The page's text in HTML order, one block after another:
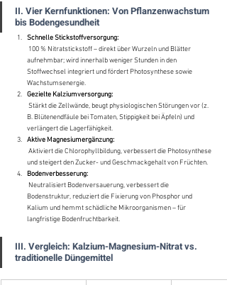
II. Vier Kernfunktionen: Von Pflanzenwachstum
bis Bodengesundheit
Schnelle Stickstoffversorgung:
aufnehmbar; wird innerhalb weniger Stunden in den
Stoffwechsel integriert und fördert Photosynthese sowie
Wachstumsenergie.
Gezielte Kalziumversorgung:
B. Blütenendfäule bei Tomaten, Stippigkeit bei Äpfeln) und
verlängert die Lagerfähigkeit.
Aktive Magnesiumergänzung:
und steigert den Zucker- und Geschmackgehalt von Früchten.
Bodenverbesserung:
Bodenstruktur, reduziert die Fixierung von Phosphor und
Kalium und hemmt schädliche Mikroorganismen – für
langfristige Bodenfruchtbarkeit.
III. Vergleich: Kalzium-Magnesium-Nitrat vs.
traditionelle Düngemittel